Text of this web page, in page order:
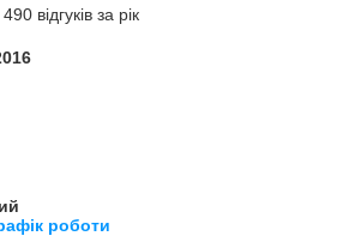
відгуків за рік
роботи